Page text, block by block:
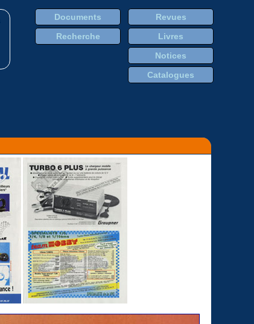
Documents
Recherche
Revues
Livres
Notices
Catalogues